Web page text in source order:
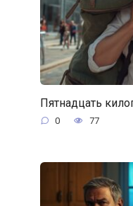
Пятнадцать
0 77